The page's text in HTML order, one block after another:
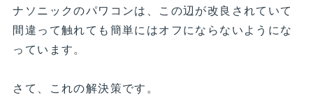
ナソニックのパワコンは、この辺が改良されていて
間違って触れても簡単にはオフにならないようにな
っています。
さて、これの解決策です。